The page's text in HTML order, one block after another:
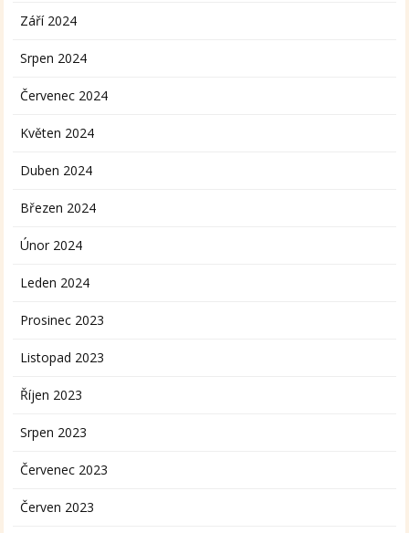
Září 2024
Srpen 2024
Červenec 2024
Květen 2024
Duben 2024
Březen 2024
Únor 2024
Leden 2024
Prosinec 2023
Listopad 2023
Říjen 2023
Srpen 2023
Červenec 2023
Červen 2023